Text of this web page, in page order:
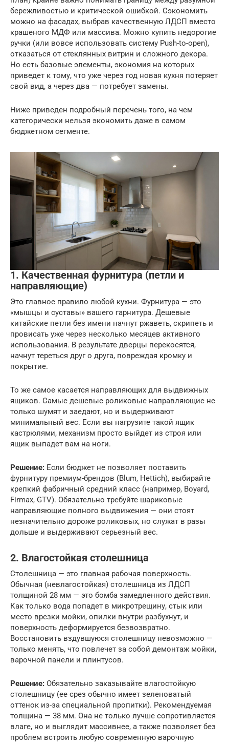
бережливостью и критической ошибкой. Сэкономить
можно на фасадах, выбрав качественную ЛДСП вместо
крашеного МДФ или массива. Можно купить недорогие
ручки (или вовсе использовать систему Push-to-open),
отказаться от стеклянных витрин и сложного декора.
Но есть базовые элементы, экономия на которых
приведет к тому, что уже через год новая кухня потеряет
свой вид, а через два — потребует замены.
Ниже приведен подробный перечень того, на чем
категорически нельзя экономить даже в самом
бюджетном сегменте.
1. Качественная фурнитура (петли и
направляющие)
Это главное правило любой кухни. Фурнитура — это
«мышцы и суставы» вашего гарнитура. Дешевые
китайские петли без имени начнут ржаветь, скрипеть и
провисать уже через несколько месяцев активного
использования. В результате дверцы перекосятся,
начнут тереться друг о друга, повреждая кромку и
покрытие.
То же самое касается направляющих для выдвижных
ящиков. Самые дешевые роликовые направляющие не
только шумят и заедают, но и выдерживают
минимальный вес. Если вы нагрузите такой ящик
кастрюлями, механизм просто выйдет из строя или
ящик выпадет вам на ноги.
Решение: Если бюджет не позволяет поставить
фурнитуру премиум-брендов (Blum, Hettich), выбирайте
крепкий фабричный средний класс (например, Boyard,
Firmax, GTV). Обязательно требуйте шариковые
направляющие полного выдвижения — они стоят
незначительно дороже роликовых, но служат в разы
дольше и выдерживают серьезный вес.
2. Влагостойкая столешница
Столешница — это главная рабочая поверхность.
Обычная (невлагостойкая) столешница из ЛДСП
толщиной 28 мм — это бомба замедленного действия.
Как только вода попадет в микротрещину, стык или
место врезки мойки, опилки внутри разбухнут, и
поверхность деформируется безвозвратно.
Восстановить вздувшуюся столешницу невозможно —
только менять, что повлечет за собой демонтаж мойки,
варочной панели и плинтусов.
Решение: Обязательно заказывайте влагостойкую
столешницу (ее срез обычно имеет зеленоватый
оттенок из-за специальной пропитки). Рекомендуемая
толщина — 38 мм. Она не только лучше сопротивляется
влаге, но и выглядит массивнее, а также позволяет без
проблем встроить любую современную варочную